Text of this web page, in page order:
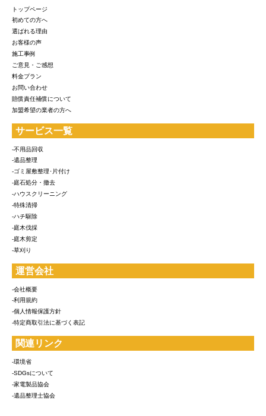
トップページ
初めての方へ
選ばれる理由
お客様の声
施工事例
ご意見・ご感想
料金プラン
お問い合わせ
賠償責任補償について
加盟希望の業者の方へ
サービス一覧
-不用品回収
-遺品整理
-ゴミ屋敷整理･片付け
-庭石処分・撤去
-ハウスクリーニング
-特殊清掃
-ハチ駆除
-庭木伐採
-庭木剪定
-草刈り
運営会社
-会社概要
-利用規約
-個人情報保護方針
-特定商取引法に基づく表記
関連リンク
-環境省
-SDGsについて
-家電製品協会
-遺品整理士協会